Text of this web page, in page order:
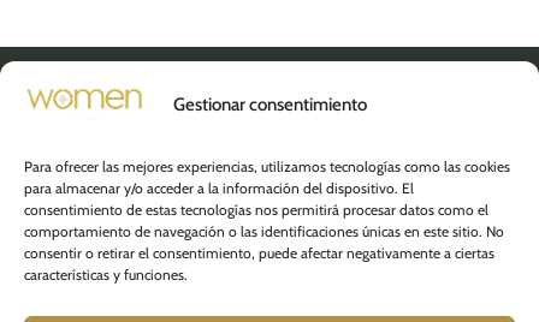
Gestionar consentimiento
Para ofrecer las mejores experiencias, utilizamos tecnologías como las cookies
para almacenar y/o acceder a la información del dispositivo. El
consentimiento de estas tecnologías nos permitirá procesar datos como el
comportamiento de navegación o las identificaciones únicas en este sitio. No
consentir o retirar el consentimiento, puede afectar negativamente a ciertas
características y funciones.
28046 Madrid (España)
Contacto:
info@womencommunity.es